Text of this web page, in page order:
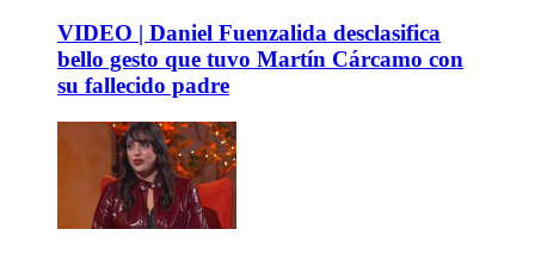
VIDEO | Daniel Fuenzalida desclasifica
bello gesto que tuvo Martín Cárcamo con
su fallecido padre